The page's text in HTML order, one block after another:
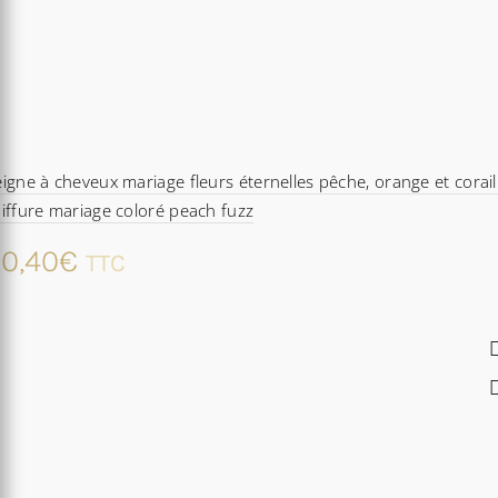
à cheveux mariage fleurs éternelles pêche, orange et
mariage coloré peach fuzz
€ TTC